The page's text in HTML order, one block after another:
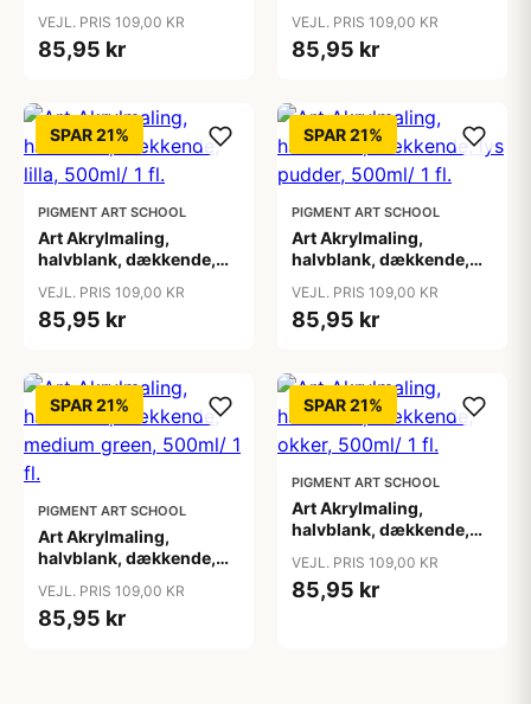
VEJL. PRIS 109,00 KR
85,95 kr
VEJL. PRIS 109,00 KR
85,95 kr
SPAR 21%
PIGMENT ART SCHOOL
Art Akrylmaling,
halvblank, dækkende,
VEJL. PRIS 109,00 KR
85,95 kr
SPAR 21%
PIGMENT ART SCHOOL
Art Akrylmaling,
halvblank, dækkende,
VEJL. PRIS 109,00 KR
85,95 kr
SPAR 21%
PIGMENT ART SCHOOL
Art Akrylmaling,
halvblank, dækkende,
fl.
VEJL. PRIS 109,00 KR
85,95 kr
SPAR 21%
PIGMENT ART SCHOOL
Art Akrylmaling,
halvblank, dækkende,
VEJL. PRIS 109,00 KR
85,95 kr